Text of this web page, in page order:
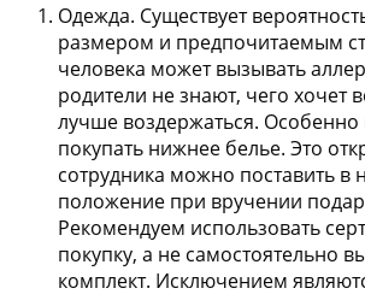
Одежда. Существует
размером и предпочитаемым
человека может вызывать
родители не знают, чего хочет
лучше воздержаться. Особенно
покупать нижнее белье. Это
сотрудника можно поставить в
положение при вручении
Рекомендуем использовать
покупку, а не самостоятельно
комплект. Исключением